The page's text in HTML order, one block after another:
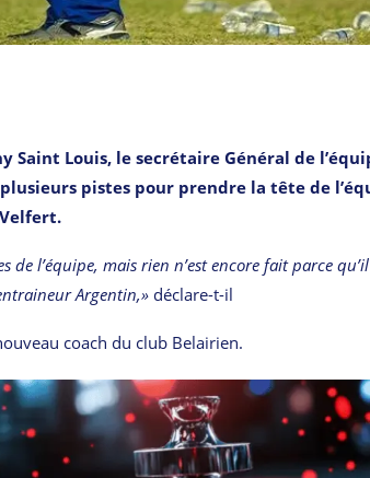
Saint Louis, le secrétaire Général de
pistes pour prendre la tête de
l’équipe, mais rien n’est encore fait parce
Argentin,» déclare-t-il
coach du club Belairien.